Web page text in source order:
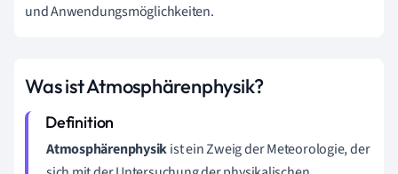
und Anwendungsmöglichkeiten.
Was ist Atmosphärenphysik?
Atmosphärenphysikist ein Zweig der Meteorologie, der